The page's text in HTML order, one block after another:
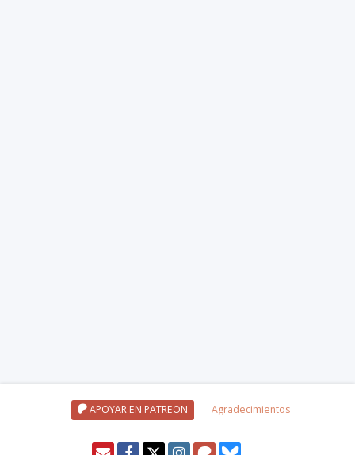
APOYAR EN PATREON Agradecimientos